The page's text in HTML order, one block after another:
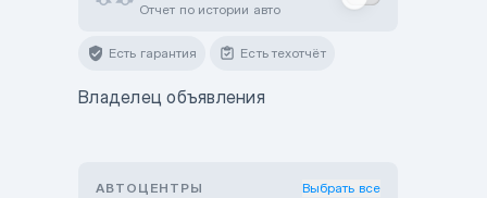
Отчет по истории авто
Есть гарантия Есть техотчёт
Владелец объявления
АВТОЦЕНТРЫ Выбрать все